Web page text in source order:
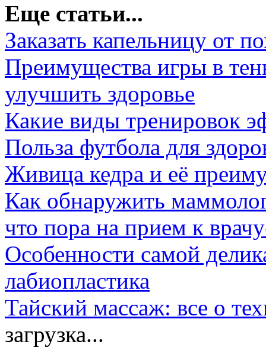
Еще статьи...
Заказать капельницу от
Преимущества игры в
улучшить здоровье
Какие виды тренировок
Польза футбола для
Живица кедра и её
Как обнаружить
что пора на прием к
Особенности самой
лабиопластика
Тайский массаж: все о
загрузка...